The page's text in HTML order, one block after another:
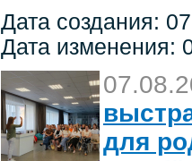
Дата создания:
Дата изменения:
для